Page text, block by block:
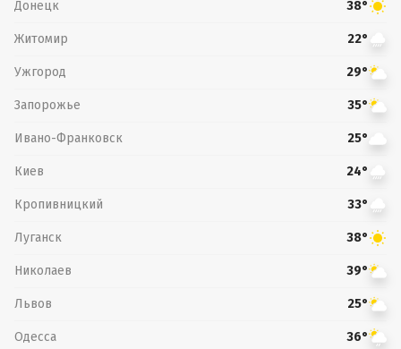
Донецк 38°
Житомир 22°
Ужгород 29°
Запорожье 35°
Ивано-Франковск 25°
Киев 24°
Кропивницкий 33°
Луганск 38°
Николаев 39°
Львов 25°
Одесса 36°